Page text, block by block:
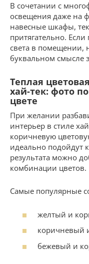
В сочетании с
освещения даже на
навесные шкафы,
притягательно.
света в помещении,
буквальном смысле
Теплая
хай-тек: фото
цвете
При желании
интерьер в стиле
коричневую
идеально подойдут
результата можно
комбинации цветов.
Самые популярные
желтый и
коричневый
бежевый и